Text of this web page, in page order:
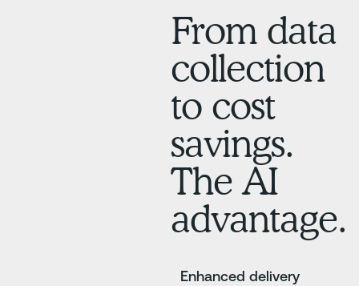
From data
collection
to cost
savings.
The AI
advantage.
Enhanced delivery